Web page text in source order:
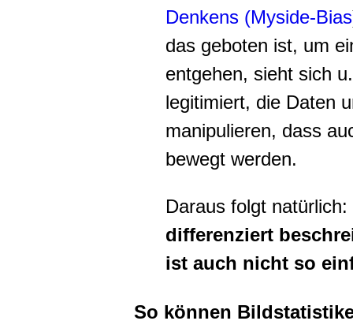
Denkens (Myside-Bias
das geboten ist, um
entgehen, sieht sich
legitimiert, die Daten
manipulieren, dass
bewegt werden.
Daraus folgt natürlich:
differenziert
ist auch nicht so
So können